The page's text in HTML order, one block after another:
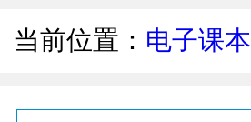
当前位置： 电子课